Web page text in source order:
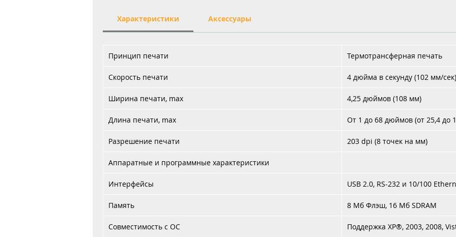
Характеристики Аксессуары
Принцип печати Термотрансферная печать
Скорость печати 4 дюйма в секунду (102 мм/сек)
Ширина печати, max 4,25 дюймов (108 мм)
Длина печати, max От 1 до 68 дюймов (от 25,4 до
Разрешение печати 203 dpi (8 точек на мм)
Аппаратные и программные характеристики
Интерфейсы USB 2.0, RS-232 и 10/100
Память 8 Мб Флэш, 16 Мб SDRAM
Совместимость с ОС Поддержка XP®, 2003, 2008,